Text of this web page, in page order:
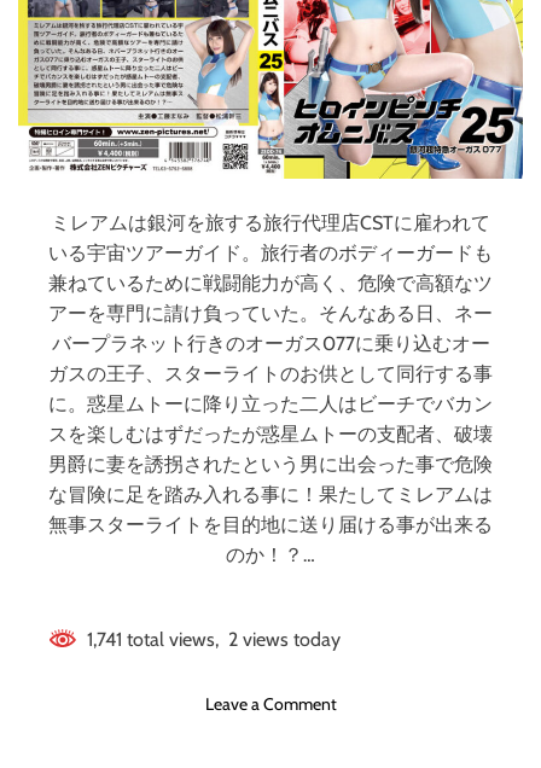
ミレアムは銀河を旅する旅行代理店CSTに雇われて
いる宇宙ツアーガイド。旅行者のボディーガードも
兼ねているために戦闘能力が高く、危険で高額なツ
アーを専門に請け負っていた。そんなある日、ネー
バープラネット行きのオーガス077に乗り込むオー
ガスの王子、スターライトのお供として同行する事
に。惑星ムトーに降り立った二人はビーチでバカン
スを楽しむはずだったが惑星ムトーの支配者、破壊
男爵に妻を誘拐されたという男に出会った事で危険
な冒険に足を踏み入れる事に！果たしてミレアムは
無事スターライトを目的地に送り届ける事が出来る
のか！？…
1,741 total views, 2 views today
Leave a Commento